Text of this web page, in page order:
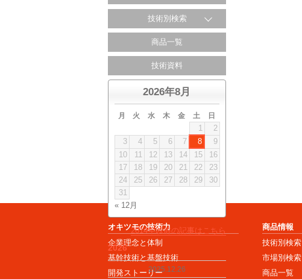
技術別検索
商品一覧
技術資料
2026年8月
月 火 水 木 金 土 日
1
2
3
4 5 6 7 8
9
10
11 12 13 14 15
16
17
18 19 20 21 22
23
24
25 26 27 28 29
30
31
« 12月
2014年以前の記事はこちら
2026
2025.12.26
オキツモの技術力
企業理念と体制
基幹技術と基盤技術
開発ストーリー
商品情報
技術別検索
市場別検索
商品一覧